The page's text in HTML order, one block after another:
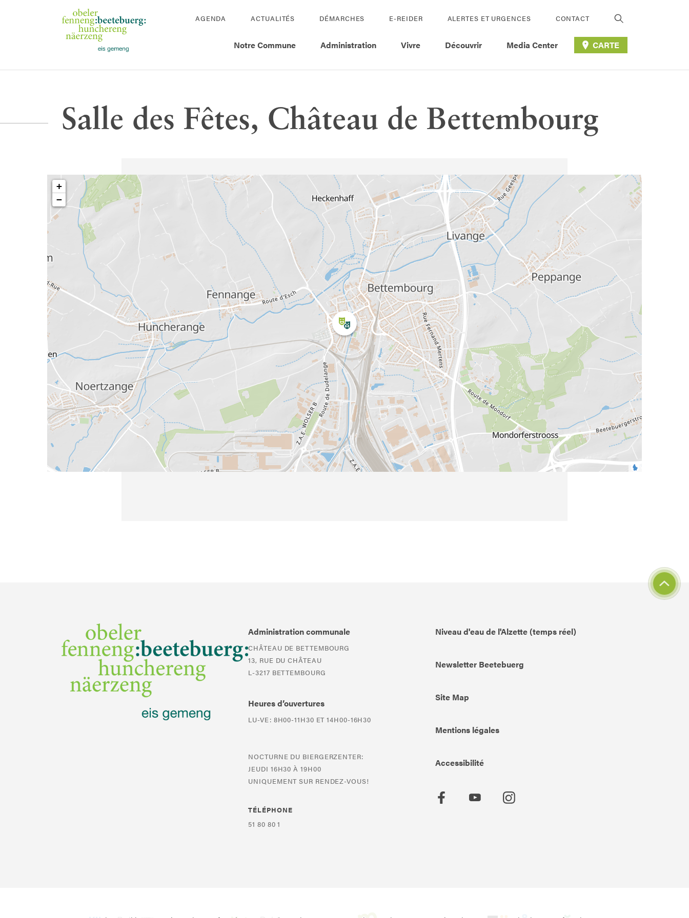
AGENDA ACTUALITÉS DÉMARCHES E-REIDER ALERTES ET URGENCES CONTACT
Notre Commune Administration Vivre Découvrir Media Center CARTE
Salle des Fêtes, Château de Bettembourg
+
−
Administration communale
CHÂTEAU DE BETTEMBOURG
13, RUE DU CHÂTEAU
L-3217 BETTEMBOURG
Heures d’ouvertures
LU-VE: 8H00-11H30 ET 14H00-16H30
NOCTURNE DU BIERGERZENTER:
JEUDI 16H30 À 19H00
UNIQUEMENT SUR RENDEZ-VOUS!
TÉLÉPHONE
51 80 80 1
Niveau d'eau de l'Alzette (temps réel)
Newsletter Beetebuerg
Site Map
Mentions légales
Accessibilité